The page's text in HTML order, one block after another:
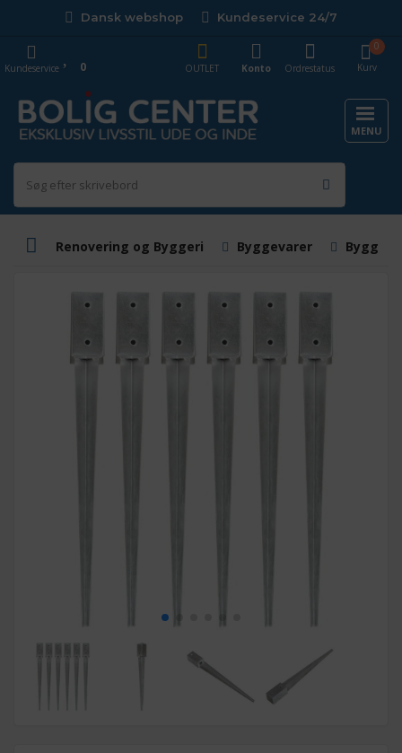
Dansk webshop Kundeservice 24/7
Kurv
0
OUTLET
Konto Ordrestatus
Kundeservice 0
MENU
Renovering og Byggeri Byggevarer